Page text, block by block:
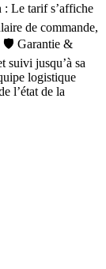
: Le tarif s’affiche
de commande,
🛡 Garantie &
suivi jusqu’à sa
logistique
l’état de la